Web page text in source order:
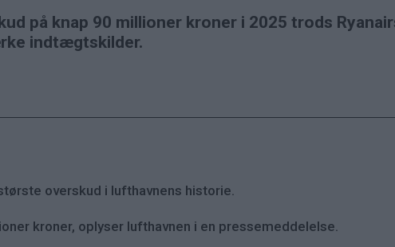
på knap 90 millioner kroner i 2025 trods
indtægtskilder.
overskud i lufthavnens historie.
kroner, oplyser lufthavnen i en pressemeddelelse.